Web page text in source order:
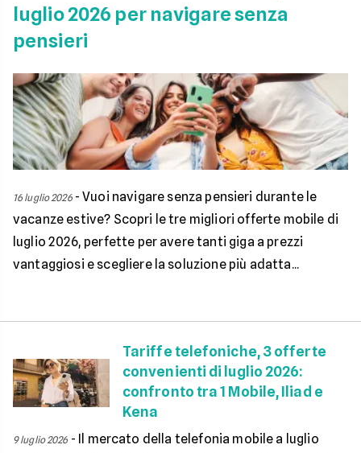
luglio 2026 per navigare senza
pensieri
16 luglio 2026-Vuoi navigare senza pensieri durante le
vacanze estive? Scopri le tre migliori offerte mobile di
luglio 2026, perfette per avere tanti giga a prezzi
vantaggiosi e scegliere la soluzione più adatta...
Tariffe telefoniche, 3 offerte
convenienti di luglio 2026:
confronto tra 1 Mobile, Iliad e
Kena
9 luglio 2026 - Il mercato della telefonia mobile a luglio